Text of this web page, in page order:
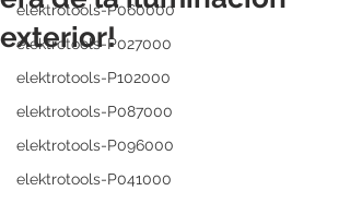
elektrotools-P060000
elektrotools-P027000
elektrotools-P102000
elektrotools-P087000
elektrotools-P096000
elektrotools-P041000
exterior!